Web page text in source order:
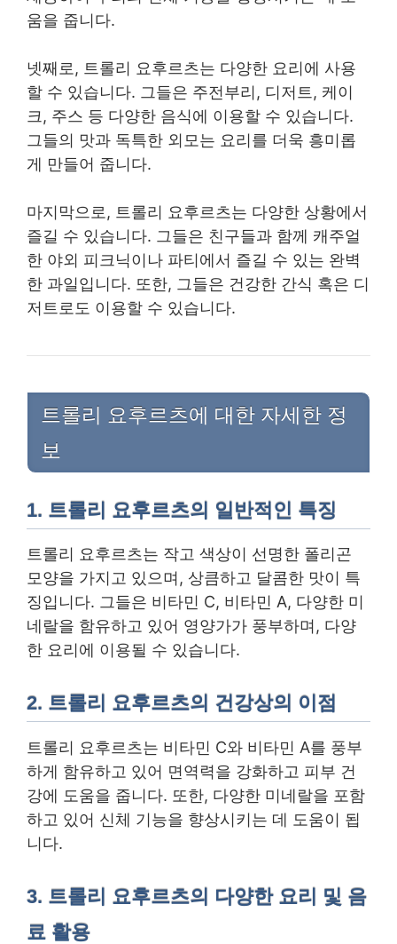
움을 줍니다.
넷째로, 트롤리 요후르츠는 다양한 요리에 사용
할 수 있습니다. 그들은 주전부리, 디저트, 케이
크, 주스 등 다양한 음식에 이용할 수 있습니다.
그들의 맛과 독특한 외모는 요리를 더욱 흥미롭
게 만들어 줍니다.
마지막으로, 트롤리 요후르츠는 다양한 상황에서
즐길 수 있습니다. 그들은 친구들과 함께 캐주얼
한 야외 피크닉이나 파티에서 즐길 수 있는 완벽
한 과일입니다. 또한, 그들은 건강한 간식 혹은 디
저트로도 이용할 수 있습니다.
트롤리 요후르츠에 대한 자세한 정
보
1. 트롤리 요후르츠의 일반적인 특징
트롤리 요후르츠는 작고 색상이 선명한 폴리곤
모양을 가지고 있으며, 상큼하고 달콤한 맛이 특
징입니다. 그들은 비타민 C, 비타민 A, 다양한 미
네랄을 함유하고 있어 영양가가 풍부하며, 다양
한 요리에 이용될 수 있습니다.
2. 트롤리 요후르츠의 건강상의 이점
트롤리 요후르츠는 비타민 C와 비타민 A를 풍부
하게 함유하고 있어 면역력을 강화하고 피부 건
강에 도움을 줍니다. 또한, 다양한 미네랄을 포함
하고 있어 신체 기능을 향상시키는 데 도움이 됩
니다.
3. 트롤리 요후르츠의 다양한 요리 및 음
료 활용